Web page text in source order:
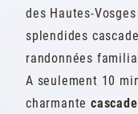
des Hautes-
splendides
randonnées
A seulement 10
charmante